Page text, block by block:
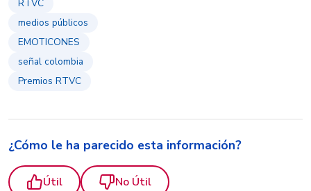
RTVC
medios públicos
EMOTICONES
señal colombia
Premios RTVC
¿Cómo le ha parecido esta información?
Útil No Útil